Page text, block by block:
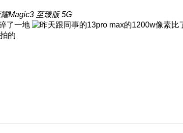
Magic3 至臻版 5G
了一地
的